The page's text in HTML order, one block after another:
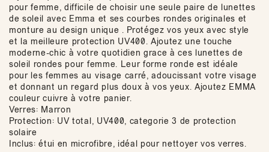
pour femme, difficile de choisir une seule paire de lunettes
de soleil avec Emma et ses courbes rondes originales et
monture au design unique . Protégez vos yeux avec style
et la meilleure protection UV400. Ajoutez une touche
moderne-chic à votre quotidien grace à ces lunettes de
soleil rondes pour femme. Leur forme ronde est idéale
pour les femmes au visage carré, adoucissant votre visage
et donnant un regard plus doux à vos yeux. Ajoutez EMMA
couleur cuivre à votre panier.
Verres: Marron
Protection: UV total, UV400, categorie 3 de protection
solaire
Inclus: étui en microfibre, idéal pour nettoyer vos verres.